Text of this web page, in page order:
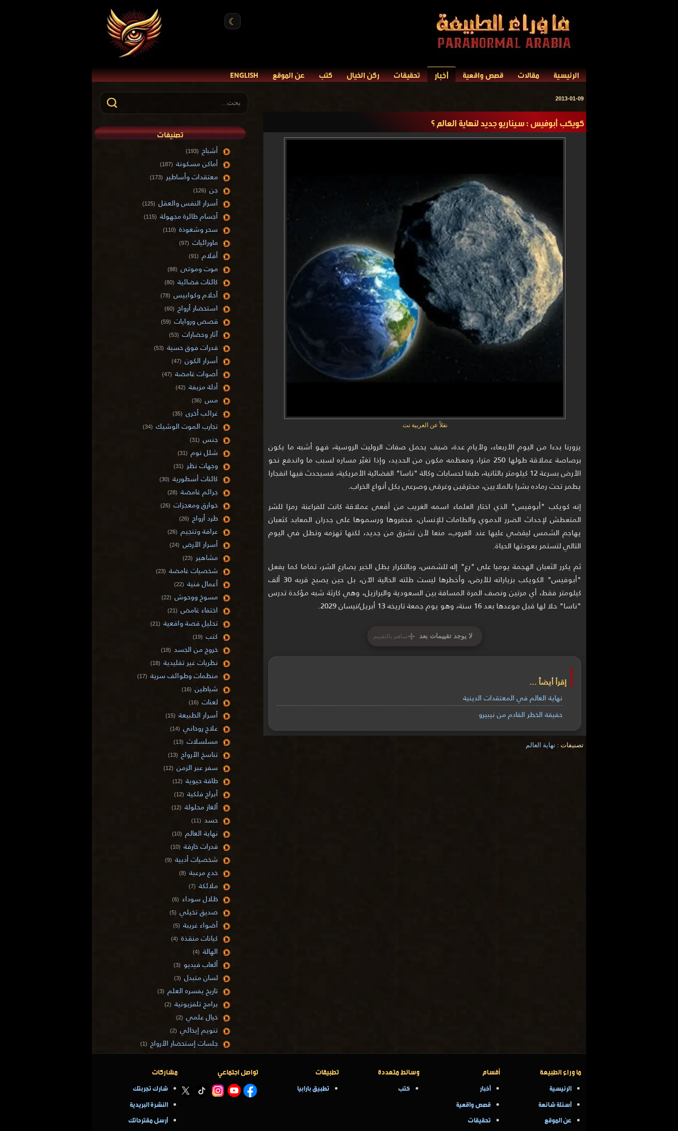
☾
الرئيسية مقالات قصص واقعية أخبار تحقيقات ركن الخيال كتب عن الموقع ENGLISH
2013-01-09
كويكب أبوفيس : سيناريو جديد لنهاية العالم ؟
نقلاً عن العربية نت
يزورنا بدءا من اليوم الأربعاء، ولأيام عدة، ضيف يحمل صفات الروليت الروسية، فهو أشبه ما يكون
برصاصة عملاقة طولها 250 مترا، ومعظمه مكون من الحديد، وإذا تغيّر مساره لسبب ما واندفع نحو
الأرض بسرعة 12 كيلومتر بالثانية، طبقا لحسابات وكالة "ناسا" الفضائية الأمريكية، فسيحدث فيها انفجارا
يطمر تحت رماده بشرا بالملايين، محترقين وغرقى وصرعى بكل أنواع الخراب.
إنه كويكب "أبوفيس" الذي اختار العلماء اسمه الغريب من أفعى عملاقة كانت للفراعنة رمزا للشر
المتعطش لإحداث الضرر الدموي والطامات للإنسان، فحفروها ورسموها على جدران المعابد كثعبان
يهاجم الشمس ليقضي عليها عند الغروب، منعا لأن تشرق من جديد، لكنها تهزمه وتطل في اليوم
التالي لتستمر بعودتها الحياة.
ثم يكرر الثعبان الهجمة يوميا على "رع" إله للشمس، وبالتكرار يظل الخير يصارع الشر، تماما كما يفعل
"أبوفيس" الكويكب بزياراته للأرض، وأخطرها ليست طلته الحالية الآن، بل حين يصبح قربه 30 ألف
كيلومتر فقط، أي مرتين ونصف المرة المسافة بين السعودية والبرازيل، وهي كارثة شبه مؤكدة تدرس
"ناسا" حلا لها قبل موعدها بعد 16 سنة، وهو يوم جمعة تاريخه 13 أبريل/نيسان 2029.
لا يوجد تقييمات بعد +ساهم بالتقييم
إقرأ أيضاً ...
نهاية العالم في المعتقدات الدينية
حقيقة الخطر القادم من نيبيرو
تصنيفات : نهاية العالم
تصنيفات
أشباح (193)
أماكن مسكونة (187)
معتقدات وأساطير (173)
جن (126)
أسرار النفس والعقل (125)
أجسام طائرة مجهولة (115)
سحر وشعوذة (110)
ماورائيات (97)
أفلام (91)
موت وموتى (88)
كائنات فضائية (80)
أحلام وكوابيس (78)
استحضار أرواح (60)
قصص وروايات (59)
آثار وحضارات (53)
قدرات فوق حسية (53)
أسرار الكون (47)
أصوات غامضة (47)
أدلة مزيفة (42)
مس (36)
غرائب أخرى (35)
تجارب الموت الوشيك (34)
جنس (31)
شلل نوم (31)
وجهات نظر (31)
كائنات أسطورية (30)
جرائم غامضة (28)
خوارق ومعجزات (26)
طرد أرواح (26)
عرافة وتنجيم (26)
أسرار الأرض (24)
مشاهير (23)
شخصيات غامضة (23)
أعمال فنية (22)
مسوخ ووحوش (22)
اختفاء غامض (21)
تحليل قصة واقعية (21)
كتب (19)
خروج من الجسد (18)
نظريات غير تقليدية (18)
منظمات وطوائف سرية (17)
شياطين (16)
لعنات (16)
أسرار الطبيعة (15)
علاج روحاني (14)
مسلسلات (13)
تناسخ الأرواح (13)
سفر عبر الزمن (12)
طاقة حيوية (12)
أبراج فلكية (12)
ألغاز محلولة (12)
حسد (11)
نهاية العالم (10)
قدرات خارقة (10)
شخصيات أدبية (9)
خدع مرعبة (8)
ملائكة (7)
ظلال سوداء (6)
صديق تخيلي (5)
أضواء غريبة (5)
كيانات منقذة (4)
الهالة (4)
ألعاب فيديو (3)
لسان متبدل (3)
تاريخ يفسره العلم (3)
برامج تلفزيونية (2)
خيال علمي (2)
تنويم إيحائي (2)
جلسات إستحضار الأرواح (1)
ما وراء الطبيعة
الرئيسية
أسئلة شائعة
عن الموقع
أقسام
أخبار
قصص واقعية
تحقيقات
وسائط متعددة
كتب
تطبيقات
تطبيق بارابيا
تواصل اجتماعي مشاركات
شارك تجربتك
النشرة البريدية
أرسل مقترحاتك